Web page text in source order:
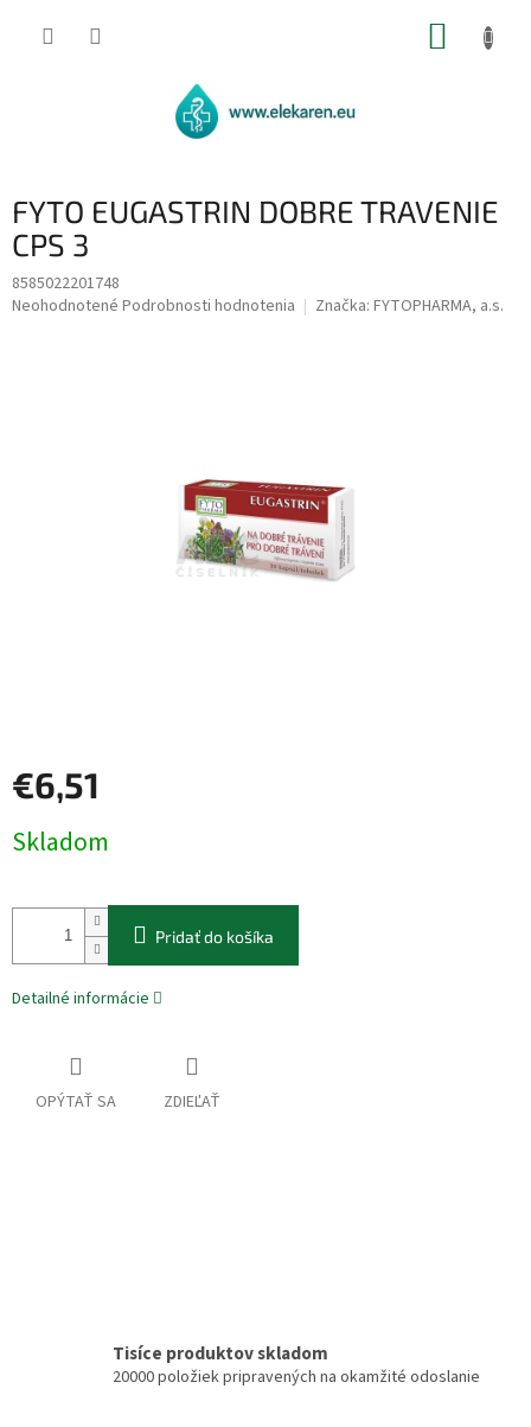
FYTO EUGASTRIN DOBRE TRAVENIE
CPS 3
8585022201748
Priemerné
Neohodnotené Podrobnosti hodnotenia Značka: FYTOPHARMA, a.s.
€6,51
cena:
Skladom
Pridať do košíka
Detailné informácie
OPÝTAŤ SA ZDIEĽAŤ
Tisíce produktov skladom
20000 položiek pripravených na okamžité odoslanie